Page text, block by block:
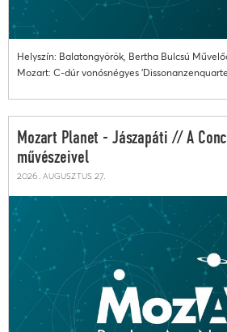
Helyszín: Balatongyörök, Bertha Bulcsú
Mozart: C-dúr vonósnégyes
Mozart Planet - Jászapáti // A
művészeivel
2026. augusztus 27.